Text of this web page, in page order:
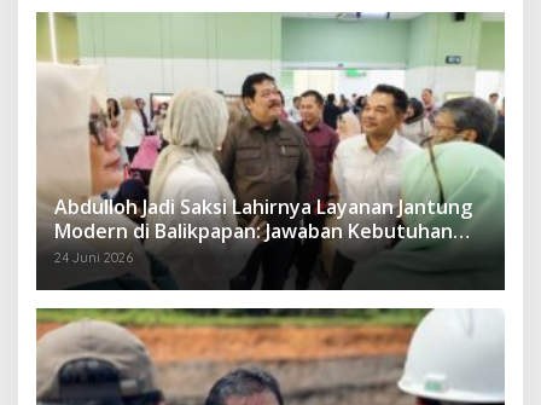
Abdulloh Jadi Saksi Lahirnya Layanan Jantung
Modern di Balikpapan: Jawaban Kebutuhan
Rakyat
24 Juni 2026